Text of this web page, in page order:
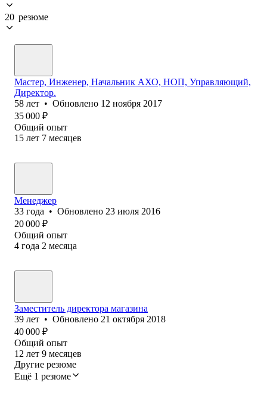
20 резюме
Мастер, Инженер, Начальник АХО, НОП, Управляющий,
Директор.
58 лет • Обновлено 12 ноября 2017
35 000 ₽
Общий опыт
15 лет 7 месяцев
Менеджер
33 года • Обновлено 23 июля 2016
20 000 ₽
Общий опыт
4 года 2 месяца
Заместитель директора магазина
39 лет • Обновлено 21 октября 2018
40 000 ₽
Общий опыт
12 лет 9 месяцев
Другие резюме
Ещё 1 резюме